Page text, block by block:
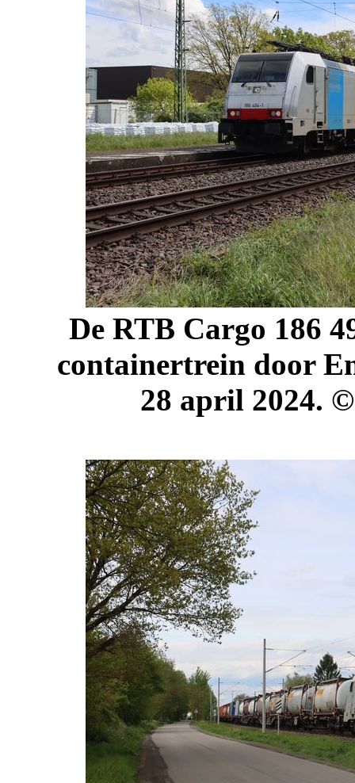
De RTB Cargo 186
containertrein door
28 april 2024.